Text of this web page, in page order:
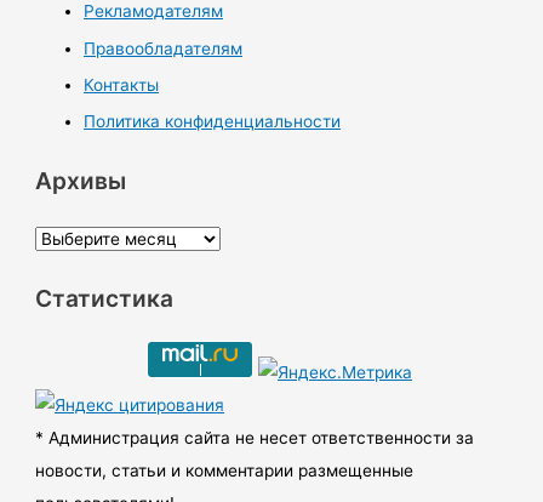
Рекламодателям
Правообладателям
Контакты
Политика конфиденциальности
Архивы
А
х
ы
Статистика
* Администрация сайта не несет ответственности за
новости, статьи и комментарии размещенные